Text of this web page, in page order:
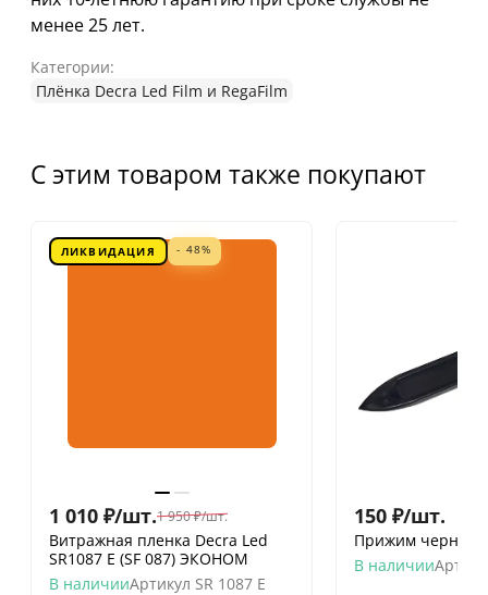
менее 25 лет.
Категории:
Плёнка Decra Led Film и RegaFilm
С этим товаром также покупают
ЛИКВИДАЦИЯ - 48%
1 010 ₽/шт.1 950 ₽/шт.
Витражная пленка Decra Led
SR1087 E (SF 087) ЭКОНОМ
В наличииАртикул SR 1087 E
150 ₽/шт.
Прижим черный
В наличии